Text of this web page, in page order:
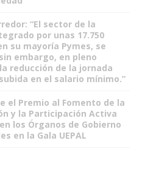
“El sector de la
por unas 17.750
su mayoría Pymes, se
embargo, en pleno
reducción de la jornada
en el salario mínimo.”
el Premio al Fomento de la
y la Participación Activa
los Órganos de Gobierno
en la Gala UEPAL